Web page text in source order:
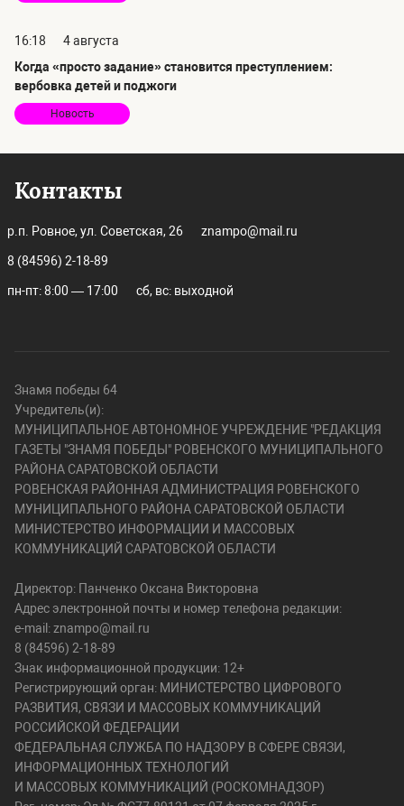
16:18
4 августа
Когда «просто задание» становится преступлением:
вербовка детей и поджоги
Новость
Контакты
р.п. Ровное, ул. Советская, 26 znampo@mail.ru
8 (84596) 2-18-89
пн-пт: 8:00 — 17:00 сб, вс: выходной
Знамя победы 64
Учредитель(и):
МУНИЦИПАЛЬНОЕ АВТОНОМНОЕ УЧРЕЖДЕНИЕ "РЕДАКЦИЯ
ГАЗЕТЫ "ЗНАМЯ ПОБЕДЫ" РОВЕНСКОГО МУНИЦИПАЛЬНОГО
РАЙОНА САРАТОВСКОЙ ОБЛАСТИ
РОВЕНСКАЯ РАЙОННАЯ АДМИНИСТРАЦИЯ РОВЕНСКОГО
МУНИЦИПАЛЬНОГО РАЙОНА САРАТОВСКОЙ ОБЛАСТИ
МИНИСТЕРСТВО ИНФОРМАЦИИ И МАССОВЫХ
КОММУНИКАЦИЙ САРАТОВСКОЙ ОБЛАСТИ
Директор: Панченко Оксана Викторовна
Адрес электронной почты и номер телефона редакции:
e-mail: znampo@mail.ru
8 (84596) 2-18-89
Знак информационной продукции: 12+
Регистрирующий орган: МИНИСТЕРСТВО ЦИФРОВОГО
РАЗВИТИЯ, СВЯЗИ И МАССОВЫХ КОММУНИКАЦИЙ
РОССИЙСКОЙ ФЕДЕРАЦИИ
ФЕДЕРАЛЬНАЯ СЛУЖБА ПО НАДЗОРУ В СФЕРЕ СВЯЗИ,
ИНФОРМАЦИОННЫХ ТЕХНОЛОГИЙ
И МАССОВЫХ КОММУНИКАЦИЙ (РОСКОМНАДЗОР)